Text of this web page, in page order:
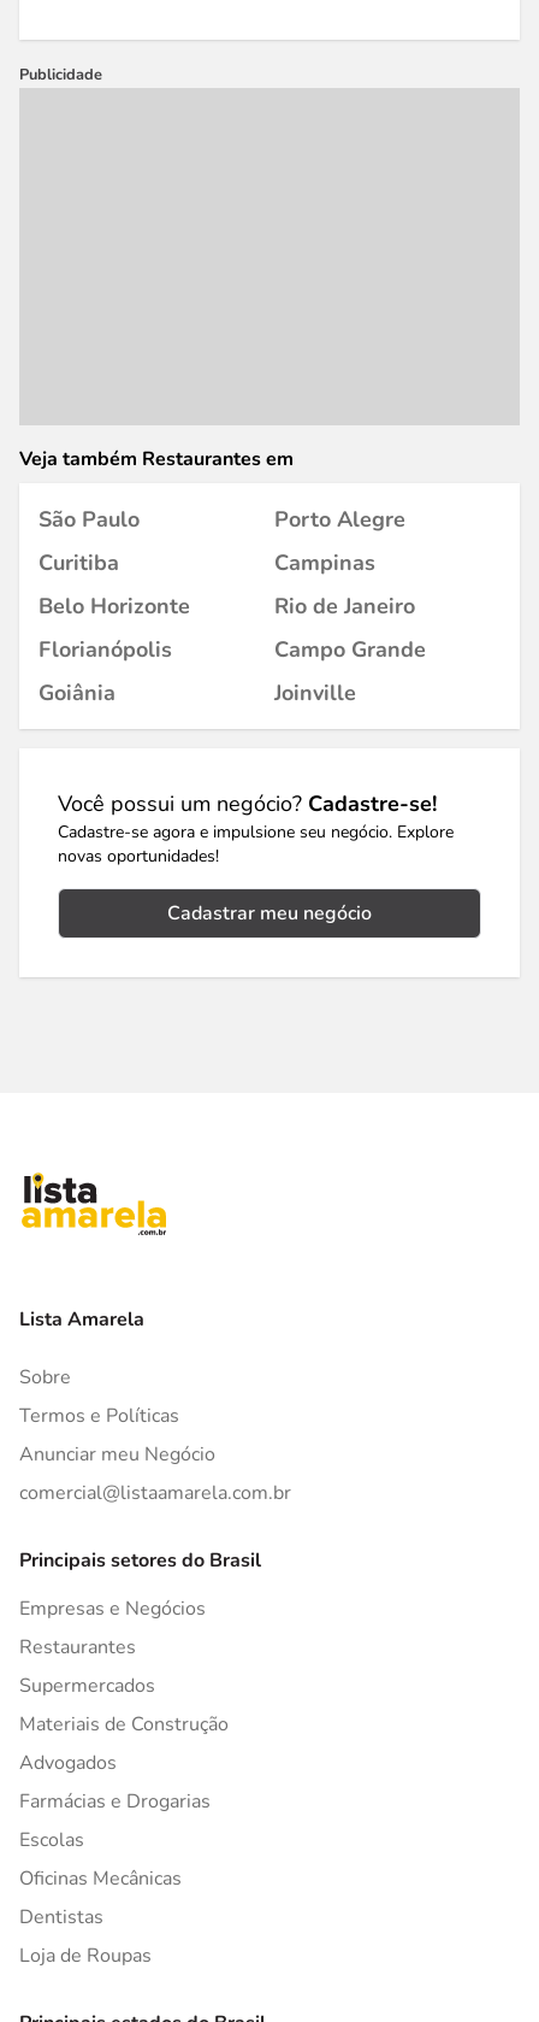
Publicidade
Veja também Restaurantes em
São Paulo
Porto Alegre
Curitiba
Campinas
Belo Horizonte
Rio de Janeiro
Florianópolis
Campo Grande
Goiânia
Joinville
Você possui um negócio? Cadastre-se!
Cadastre-se agora e impulsione seu negócio. Explore
novas oportunidades!
Cadastrar meu negócio
Lista Amarela
Sobre
Termos e Políticas
Anunciar meu Negócio
comercial@listaamarela.com.br
Principais setores do Brasil
Empresas e Negócios
Restaurantes
Supermercados
Materiais de Construção
Advogados
Farmácias e Drogarias
Escolas
Oficinas Mecânicas
Dentistas
Loja de Roupas